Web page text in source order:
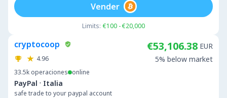
Limits: €100 - €20,000
Vender
cryptocoop
4.96
33.5k operaciones online
PayPal · Italia
safe trade to your paypal account
€53,106.38 EUR
5% below market